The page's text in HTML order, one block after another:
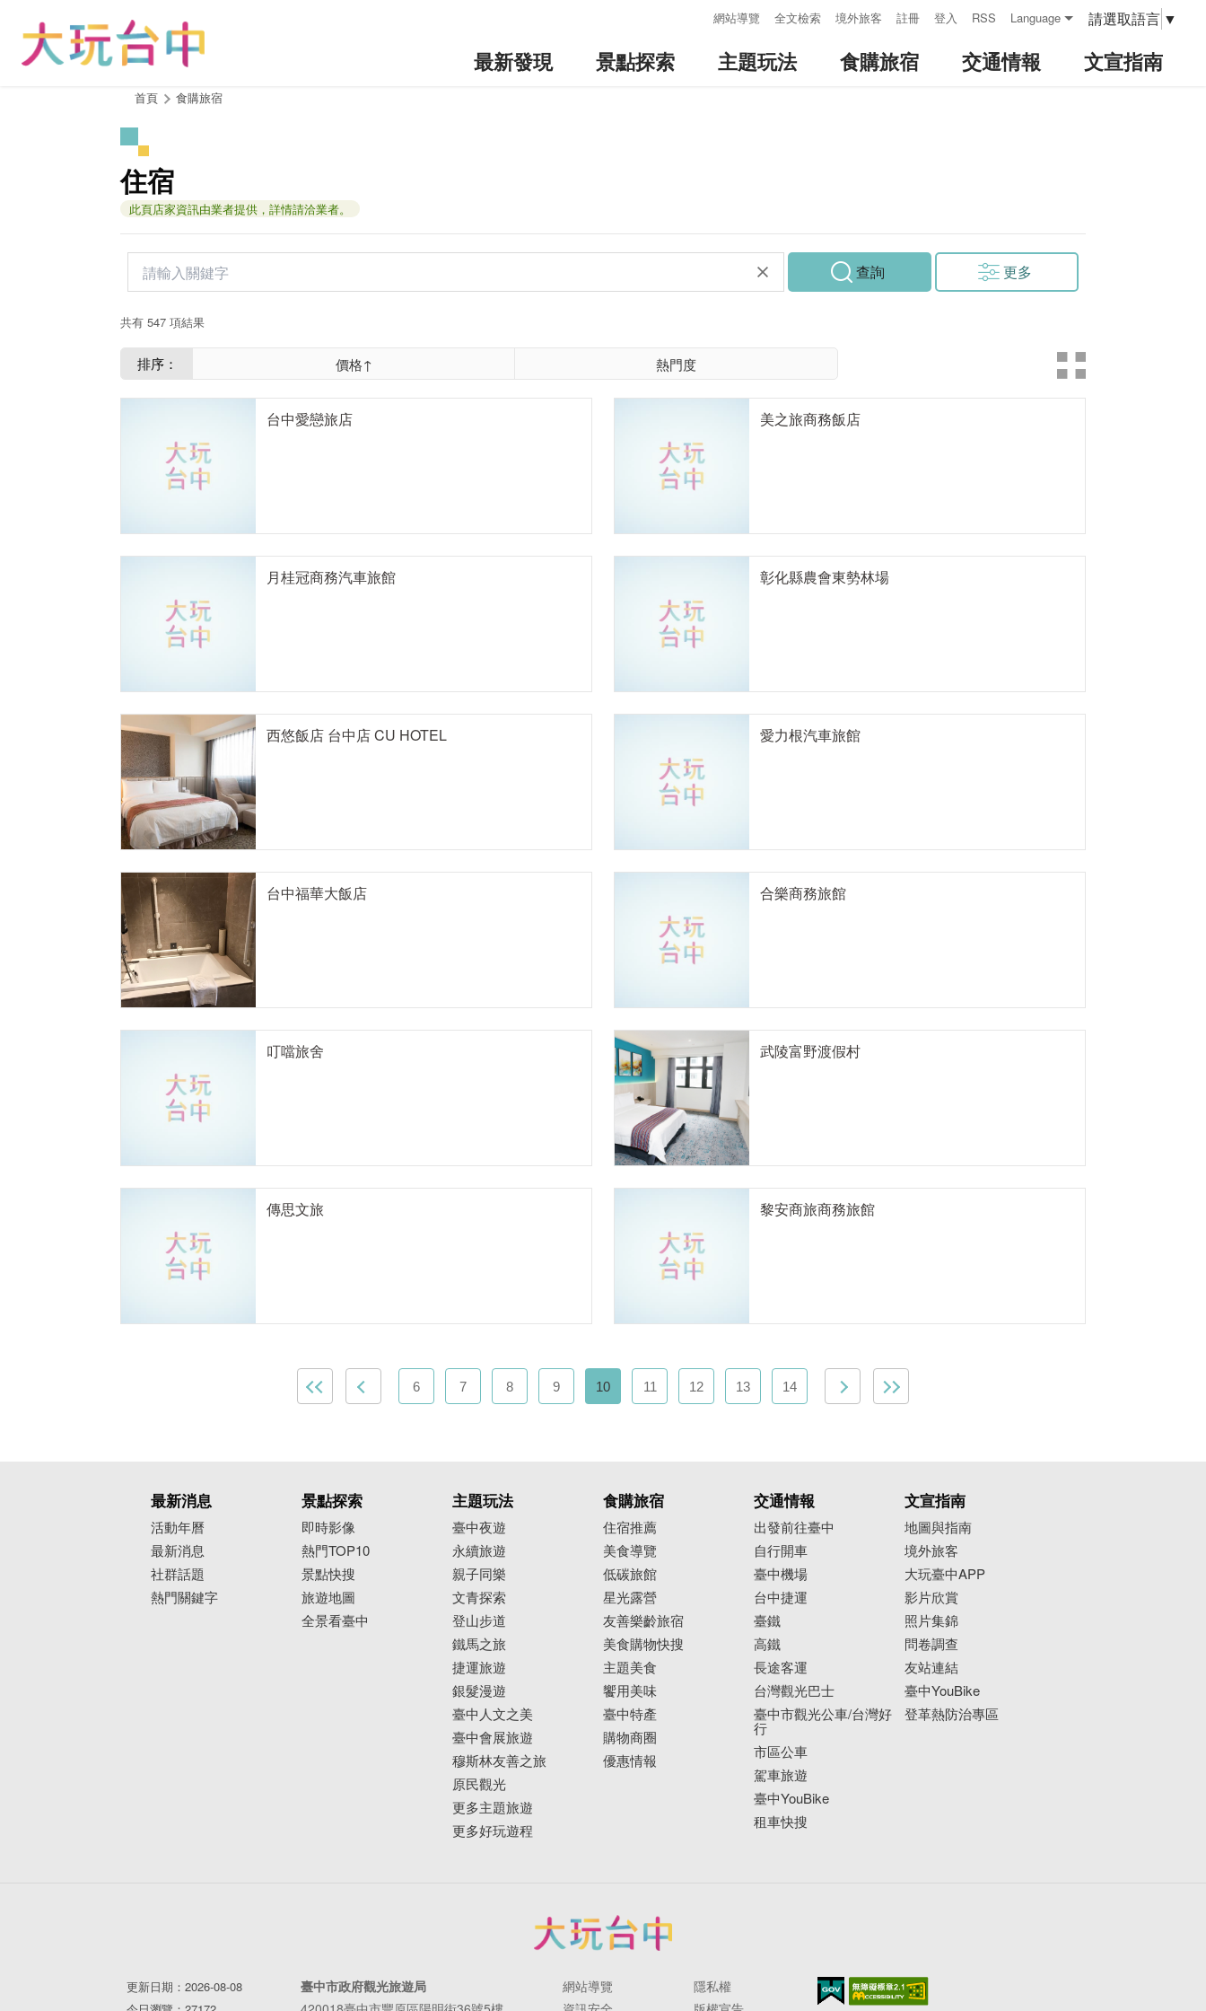
網站導覽 全文檢索 境外旅客 註冊 登入 RSS Language 請選取語言 ▼
最新發現 景點探索 主題玩法 食購旅宿 交通情報 文宣指南
首頁 食購旅宿
住宿
此頁店家資訊由業者提供，詳情請洽業者。
查詢 更多
共有 547 項結果
排序： 價格↑ 熱門度
台中愛戀旅店 美之旅商務飯店
月桂冠商務汽車旅館 彰化縣農會東勢林場
西悠飯店 台中店 CU HOTEL 愛力根汽車旅館
台中福華大飯店 合樂商務旅館
叮噹旅舍 武陵富野渡假村
傳思文旅 黎安商旅商務旅館
6 7 8 9 10 11 12 13 14
最新消息
活動年曆
最新消息
社群話題
熱門關鍵字
景點探索
即時影像
熱門TOP10
景點快搜
旅遊地圖
全景看臺中
主題玩法
臺中夜遊
永續旅遊
親子同樂
文青探索
登山步道
鐵馬之旅
捷運旅遊
銀髮漫遊
臺中人文之美
臺中會展旅遊
穆斯林友善之旅
原民觀光
更多主題旅遊
更多好玩遊程
食購旅宿
住宿推薦
美食導覽
低碳旅館
星光露營
友善樂齡旅宿
美食購物快搜
主題美食
饗用美味
臺中特產
購物商圈
優惠情報
交通情報
出發前往臺中
自行開車
臺中機場
台中捷運
臺鐵
高鐵
長途客運
台灣觀光巴士
臺中市觀光公車/台灣好
行
市區公車
駕車旅遊
臺中YouBike
租車快搜
文宣指南
地圖與指南
境外旅客
大玩臺中APP
影片欣賞
照片集錦
問卷調查
友站連結
臺中YouBike
登革熱防治專區
更新日期：2026-08-08
臺中市政府觀光旅遊局
網站導覽
隱私權